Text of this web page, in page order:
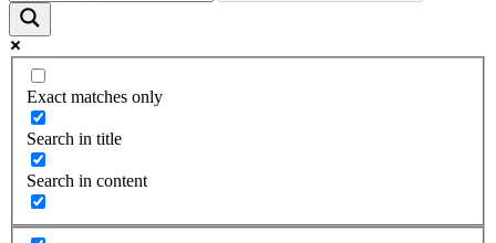
Exact matches only
Search in title
Search in content